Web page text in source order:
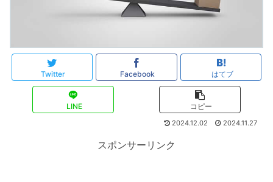
Twitter Facebook はてブ
LINE コピー
2024.12.02 2024.11.27
スポンサーリンク